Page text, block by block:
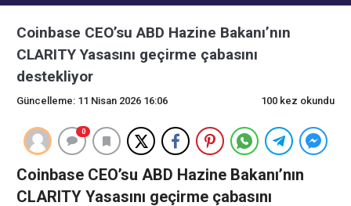
Coinbase CEO’su ABD Hazine Bakanı’nın
CLARITY Yasasını geçirme çabasını
destekliyor
Güncelleme: 11 Nisan 2026 16:06 100 kez okundu
0
Coinbase CEO’su ABD Hazine Bakanı’nın
CLARITY Yasasını geçirme çabasını